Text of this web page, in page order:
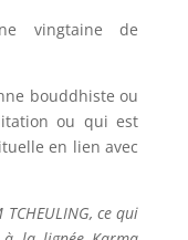
vingtaine de
bouddhiste ou
ou qui est
en lien avec
TCHEULING, ce qui